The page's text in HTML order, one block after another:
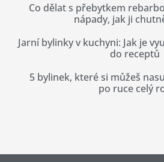
Co dělat s přebytkem
nápady, jak ji
Jarní bylinky v kuchyni: Jak je
do receptů
5 bylinek, které si můžeš
po ruce celý